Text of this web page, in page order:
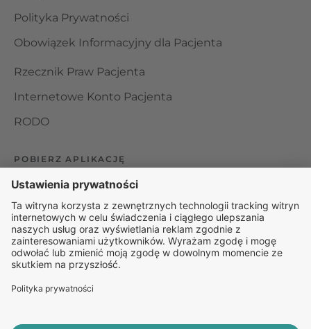
Polityka Prywatności
Obowiązek Informacyjny dla Pacjenta
Rzecznik Praw Pacjenta
Internetowe Konto Pacjenta
RODO
POBIERZ APLIKACJĘ
Organizator udzielania świadczeń telemedycznych jest
podmiotem leczniczym w rozumieniu ustawy z dnia 15
kwietnia 2011 roku o działalności leczniczej, wpisanym do
rejestru podmiotów wykonujących działalność leczniczą pod
numerem: 000000229172.